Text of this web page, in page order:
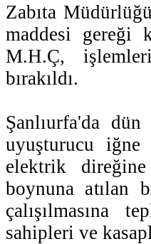
Zabıta
maddesi gereği
M.H.Ç,
bırakıldı.
Şanlıurfa'da
uyuşturucu iğne
elektrik
boynuna atılan
çalışılmasına
sahipleri ve